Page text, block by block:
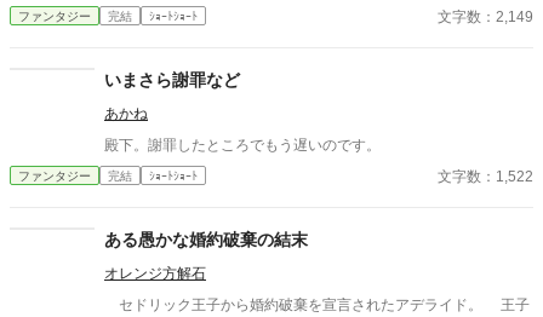
事に。そこで明かされた婚約破棄の真実とは。
ファンタジー 完結 ｼｮｰﾄｼｮｰﾄ 文字数：2,149
いまさら謝罪など
あかね
殿下。謝罪したところでもう遅いのです。
ファンタジー 完結 ｼｮｰﾄｼｮｰﾄ 文字数：1,522
ある愚かな婚約破棄の結末
オレンジ方解石
セドリック王子から婚約破棄を宣言されたアデライド。 王子